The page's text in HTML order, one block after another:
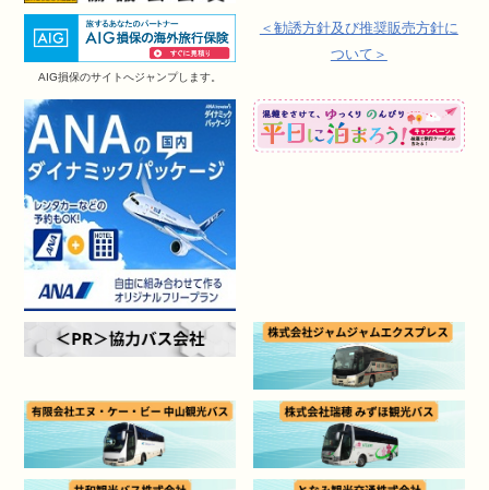
AIG損保のサイトへジャンプします。
＜勧誘方針及び推奨販売方針に
ついて＞